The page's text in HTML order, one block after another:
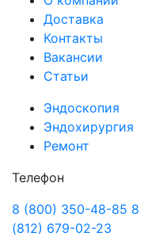
Доставка
Контакты
Вакансии
Статьи
Эндоскопия
Эндохирургия
Ремонт
Телефон
8 (800) 350-48-85 8
(812) 679-02-23